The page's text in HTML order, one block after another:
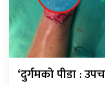
‘दुर्गमको पीडा :